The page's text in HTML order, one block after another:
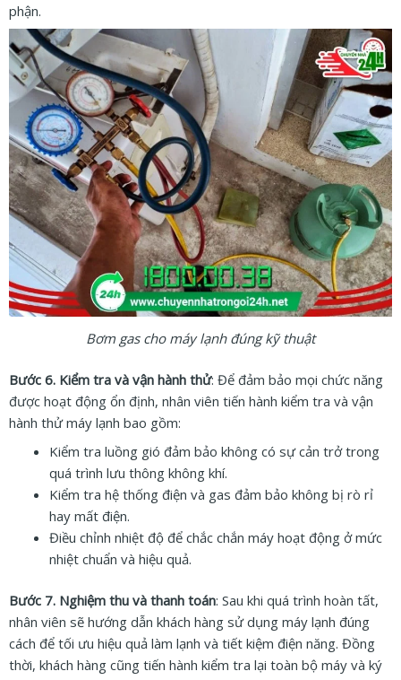
phận.
Bơm gas cho máy lạnh đúng kỹ thuật
Bước 6. Kiểm tra và vận hành thử: Để đảm bảo mọi chức năng
được hoạt động ổn định, nhân viên tiến hành kiểm tra và vận
hành thử máy lạnh bao gồm:
Kiểm tra luồng gió đảm bảo không có sự cản trở trong
quá trình lưu thông không khí.
Kiểm tra hệ thống điện và gas đảm bảo không bị rò rỉ
hay mất điện.
Điều chỉnh nhiệt độ để chắc chắn máy hoạt động ở mức
nhiệt chuẩn và hiệu quả.
Bước 7. Nghiệm thu và thanh toán: Sau khi quá trình hoàn tất,
nhân viên sẽ hướng dẫn khách hàng sử dụng máy lạnh đúng
cách để tối ưu hiệu quả làm lạnh và tiết kiệm điện năng. Đồng
thời, khách hàng cũng tiến hành kiểm tra lại toàn bộ máy và ký